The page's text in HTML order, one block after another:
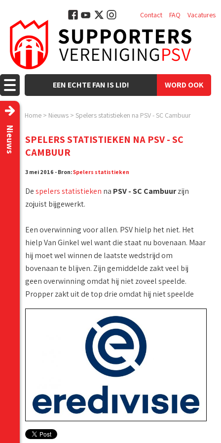
WORD OOK
EEN ECHTE FAN IS LID!
Contact FAQ Vacatures
Home > Nieuws > Spelers statistieken na PSV - SC Cambuur
Nieuws
SPELERS STATISTIEKEN NA PSV - SC
CAMBUUR
3 mei 2016 - Bron:Spelers statistieken
Despelers statistieken na PSV - SC Cambuurzijn
zojuist bijgewerkt.
Een overwinning voor allen. PSV hielp het niet. Het
hielp Van Ginkel wel want die staat nu bovenaan. Maar
hij moet wel winnen de laatste wedstrijd om
bovenaan te blijven. Zijn gemiddelde zakt veel bij
geen overwinning omdat hij niet zoveel speelde.
Propper zakt uit de top drie omdat hij niet speelde